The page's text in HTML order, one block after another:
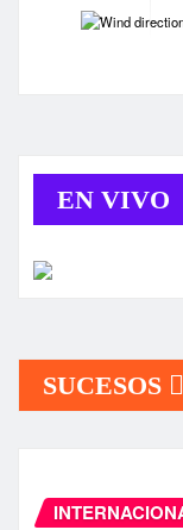
-
EN VIVO
SUCESOS
PORTADA